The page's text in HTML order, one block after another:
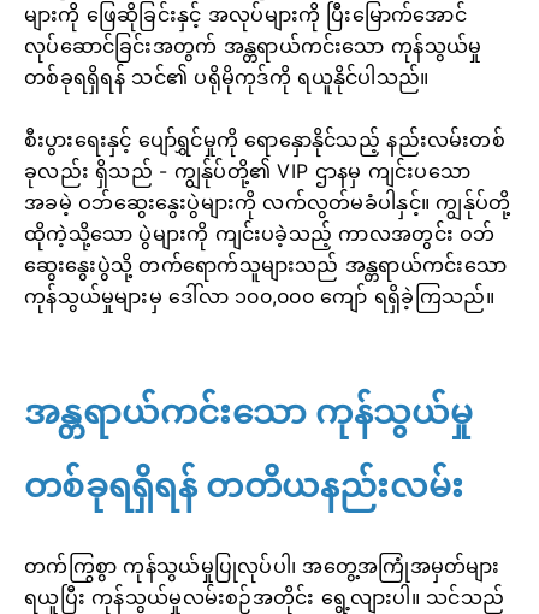
များကို ဖြေဆိုခြင်းနှင့် အလုပ်များကို ပြီးမြောက်အောင်
လုပ်ဆောင်ခြင်းအတွက် အန္တရာယ်ကင်းသော ကုန်သွယ်မှု
တစ်ခုရရှိရန် သင်၏ ပရိုမိုကုဒ်ကို ရယူနိုင်ပါသည်။
စီးပွားရေးနှင့် ပျော်ရွှင်မှုကို ရောနှောနိုင်သည့် နည်းလမ်းတစ်
ခုလည်း ရှိသည် - ကျွန်ုပ်တို့၏ VIP ဌာနမှ ကျင်းပသော
အခမဲ့ ဝဘ်ဆွေးနွေးပွဲများကို လက်လွတ်မခံပါနှင့်။ ကျွန်ုပ်တို့
ထိုကဲ့သို့သော ပွဲများကို ကျင်းပခဲ့သည့် ကာလအတွင်း ဝဘ်
ဆွေးနွေးပွဲသို့ တက်ရောက်သူများသည် အန္တရာယ်ကင်းသော
ကုန်သွယ်မှုများမှ ဒေါ်လာ ၁၀၀,၀၀၀ ကျော် ရရှိခဲ့ကြသည်။
အန္တရာယ်ကင်းသော ကုန်သွယ်မှု
တစ်ခုရရှိရန် တတိယနည်းလမ်း
တက်ကြွစွာ ကုန်သွယ်မှုပြုလုပ်ပါ၊ အတွေ့အကြုံအမှတ်များ
ရယူပြီး ကုန်သွယ်မှုလမ်းစဉ်အတိုင်း ရွေ့လျားပါ။ သင်သည်